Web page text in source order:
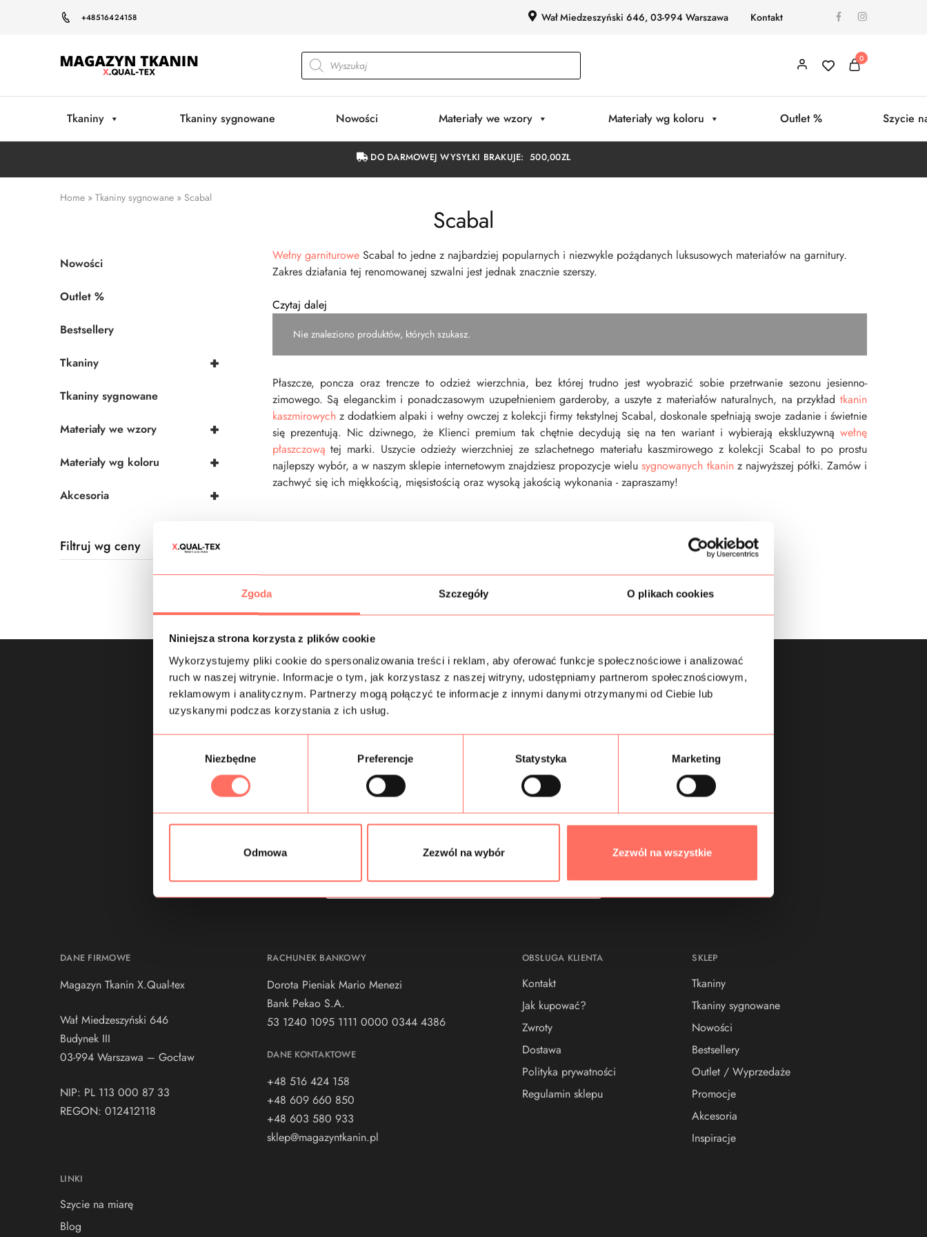
Zgoda Szczegóły O plikach cookies
Niniejsza strona korzysta z plików cookie
Wykorzystujemy pliki cookie do spersonalizowania treści i reklam, aby oferować funkcje społecznościowe i analizować
ruch w naszej witrynie. Informacje o tym, jak korzystasz z naszej witryny, udostępniamy partnerom społecznościowym,
reklamowym i analitycznym. Partnerzy mogą połączyć te informacje z innymi danymi otrzymanymi od Ciebie lub
uzyskanymi podczas korzystania z ich usług.
y
Niezbędne Preferencje Statystyka Marketing
Odmowa Zezwól na wybór Zezwól na wszystkie
+48516424158 Wał Miedzeszyński 646, 03-994 Warszawa Kontakt
Magazyn
0
Tkaniny Tkaniny sygnowane Nowości Materiały we wzory Materiały wg koloru Outlet % Szycie
DO DARMOWEJ WYSYŁKI BRAKUJE:500,00ZŁ
Home » Tkaniny sygnowane » Scabal
Scabal
Wełny garnituroweScabal to jedne z najbardziej popularnych i niezwykle pożądanych luksusowych materiałów na garnitury.
Zakres działania tej renomowanej szwalni jest jednak znacznie szerszy.
Czytaj dalej
Nie znaleziono produktów, których szukasz.
Płaszcze, poncza oraz trencze to odzież wierzchnia, bez której trudno jest wyobrazić sobie przetrwanie sezonu jesienno-
zimowego. Są eleganckim i ponadczasowym uzupełnieniem garderoby, a uszyte z materiałów naturalnych, na przykład tkanin
kaszmirowychz dodatkiem alpaki i wełny owczej z kolekcji firmy tekstylnej Scabal, doskonale spełniają swoje zadanie i świetnie
się prezentują. Nic dziwnego, że Klienci premium tak chętnie decydują się na ten wariant i wybierają ekskluzywną wełnę
płaszczową tej marki. Uszycie odzieży wierzchniej ze szlachetnego materiału kaszmirowego z kolekcji Scabal to po prostu
najlepszy wybór, a w naszym sklepie internetowym znajdziesz propozycje wielusygnowanych tkaninz najwyższej półki. Zamów i
zachwyć się ich miękkością, mięsistością oraz wysoką jakością wykonania - zapraszamy!
Nowości
Outlet %
Bestsellery
+
Tkaniny
Tkaniny sygnowane
+
Materiały we wzory
+
Materiały wg koloru
+
Akcesoria
Filtruj wg ceny
Zapisz się do newslettera
i odbierz -10%
Wyrażam zgodę na otrzymywanie drogą elektroniczną na
wskazany przeze mnie adres email informacji handlowej w
rozumieniu art. 10 ust. 1 ustawy z dnia 18 lipca 2002 roku o
świadczeniu usług drogą elektroniczną od Magazyn Tkanin
X.Qual-tex, Wał Miedzeszyński 646, Budynek III, 03-994
DANE FIRMOWE
Magazyn Tkanin X.Qual-tex
Wał Miedzeszyński 646
Budynek III
03-994 Warszawa – Gocław
NIP: PL 113 000 87 33
REGON: 012412118
LINKI
Szycie na miarę
Blog
RACHUNEK BANKOWY
Dorota Pieniak Mario Menezi
Bank Pekao S.A.
53 1240 1095 1111 0000 0344 4386
DANE KONTAKTOWE
+48 516 424 158
+48 609 660 850
+48 603 580 933
sklep@magazyntkanin.pl
OBSŁUGA KLIENTA
Kontakt
Jak kupować?
Zwroty
Dostawa
Polityka prywatności
Regulamin sklepu
SKLEP
Tkaniny
Tkaniny sygnowane
Nowości
Bestsellery
Outlet / Wyprzedaże
Promocje
Akcesoria
Inspiracje